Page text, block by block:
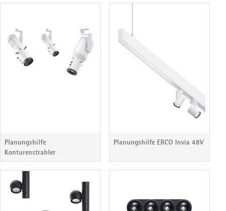
Planungshilfe
Konturenstrahler
Planungshilfe ERCO Invia 48V